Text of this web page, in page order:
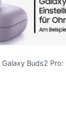
Galaxy Buds2